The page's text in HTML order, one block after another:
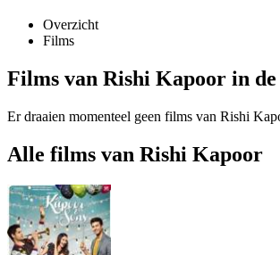
Overzicht
Films
Films van Rishi Kapoor in de
Er draaien momenteel geen films van Rishi
Alle films van Rishi Kapoor